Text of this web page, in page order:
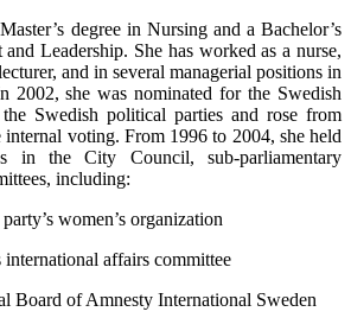
degree in Nursing and a Bachelor’s
Leadership. She has worked as a nurse,
and in several managerial positions in
2002, she was nominated for the Swedish
Swedish political parties and rose from
internal voting. From 1996 to 2004, she held
in the City Council, sub-parliamentary
including:
women’s organization
international affairs committee
Board of Amnesty International Sweden